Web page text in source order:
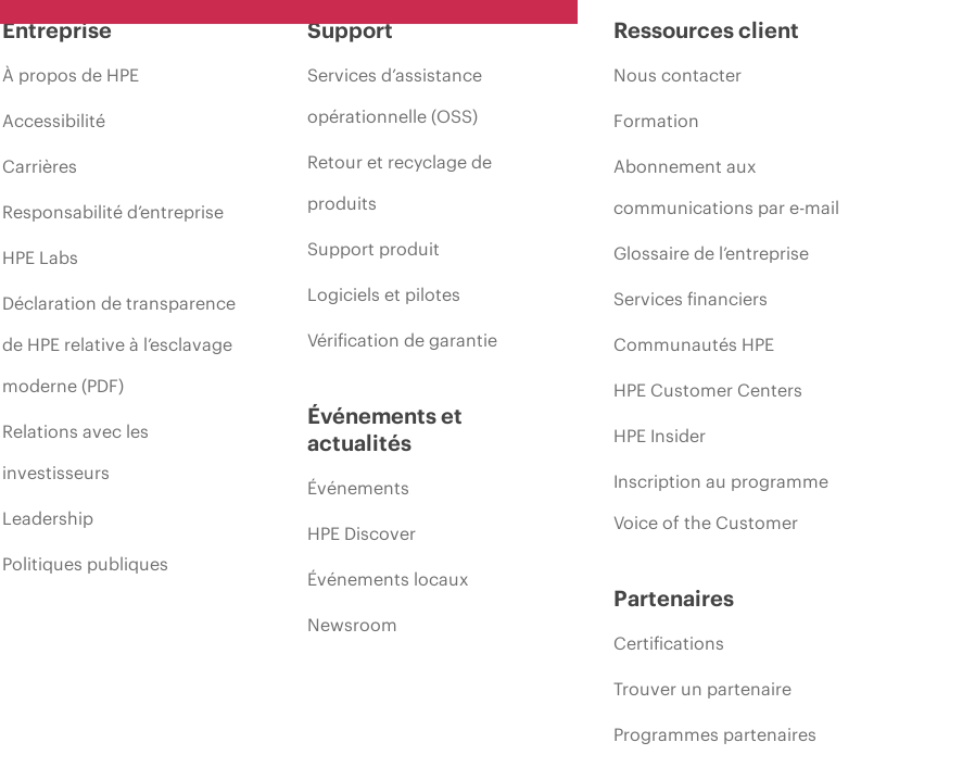
Entreprise
À propos de HPE
Accessibilité
Carrières
Responsabilité d’entreprise
HPE Labs
Déclaration de transparence
de HPE relative à l’esclavage
moderne (PDF)
Relations avec les
investisseurs
Leadership
Politiques publiques
Support
Services d’assistance
opérationnelle (OSS)
Retour et recyclage de
produits
Support produit
Logiciels et pilotes
Vérification de garantie
Événements et
actualités
Événements
HPE Discover
Événements locaux
Newsroom
Ressources client
Nous contacter
Formation
Abonnement aux
communications par e-mail
Glossaire de l’entreprise
Services financiers
Communautés HPE
HPE Customer Centers
HPE Insider
Inscription au programme
Voice of the Customer
Partenaires
Certifications
Trouver un partenaire
Programmes partenaires